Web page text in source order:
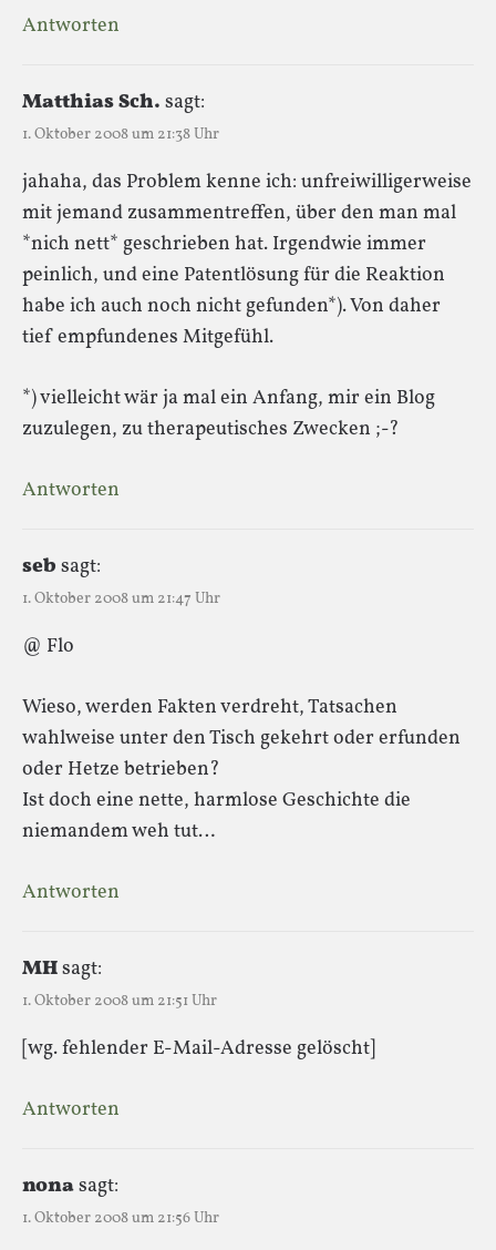
Antworten
Matthias Sch. sagt:
1. Oktober 2008 um 21:38 Uhr
jahaha, das Problem kenne ich: unfreiwilligerweise
mit jemand zusammentreffen, über den man mal
*nich nett* geschrieben hat. Irgendwie immer
peinlich, und eine Patentlösung für die Reaktion
habe ich auch noch nicht gefunden*). Von daher
tief empfundenes Mitgefühl.
*) vielleicht wär ja mal ein Anfang, mir ein Blog
zuzulegen, zu therapeutisches Zwecken ;-?
Antworten
seb sagt:
1. Oktober 2008 um 21:47 Uhr
@ Flo
Wieso, werden Fakten verdreht, Tatsachen
wahlweise unter den Tisch gekehrt oder erfunden
oder Hetze betrieben?
Ist doch eine nette, harmlose Geschichte die
niemandem weh tut…
Antworten
MHsagt:
1. Oktober 2008 um 21:51 Uhr
[wg. fehlender E-Mail-Adresse gelöscht]
Antworten
nonasagt:
1. Oktober 2008 um 21:56 Uhr